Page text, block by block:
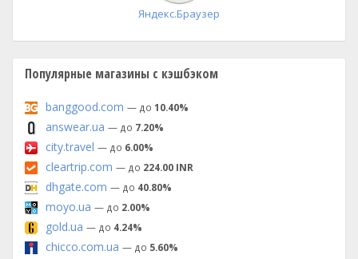
Яндекс.Браузер
Популярные магазины с кэшбэком
banggood.com — до 10.40%
answear.ua — до 7.20%
city.travel — до 6.00%
cleartrip.com — до 224.00 INR
dhgate.com — до 40.80%
moyo.ua — до 2.00%
gold.ua — до 4.24%
chicco.com.ua — до 5.60%